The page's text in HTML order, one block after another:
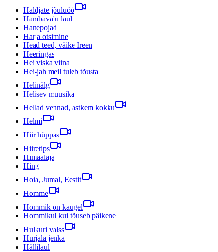
Haldjate jõuluöö
Hambavalu laul
Hanepojad
Harja otsimine
Head teed, väike Ireen
Heeringas
Hei viska viina
Hei-jah meil tuleb tõusta
Helinälg
Helisev muusika
Hellad vennad, astkem kokku
Helmi
Hiir hüppas
Hiiretips
Himaalaja
Hing
Hoia, Jumal, Eestit
Homme
Hommik on kaugel
Hommikul kui tõuseb päikene
Hulkuri valss
Hurjala jenka
Hällilaul